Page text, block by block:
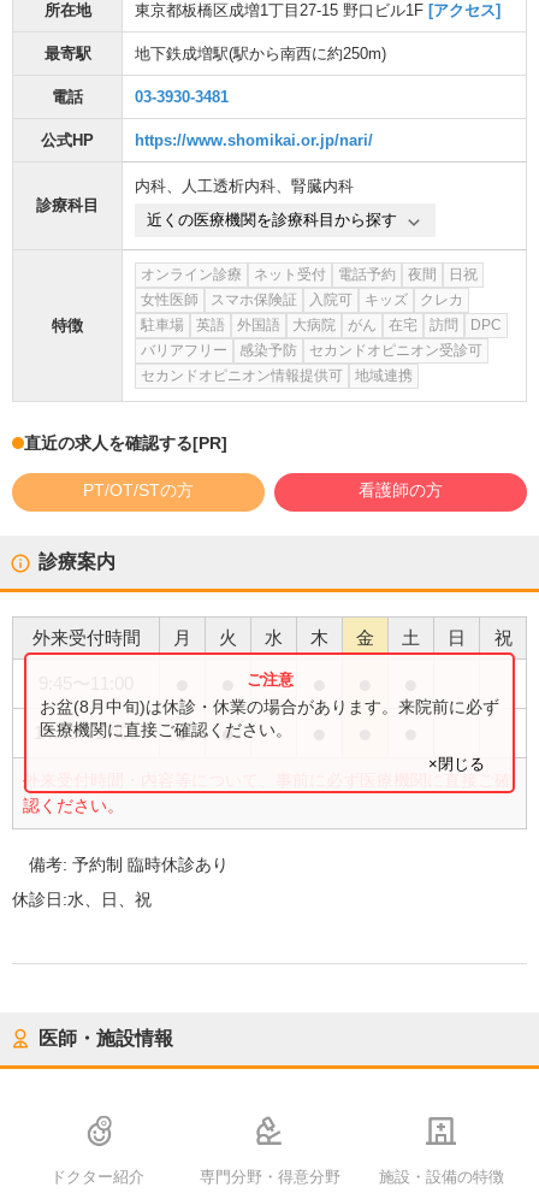
所在地 東京都板橋区成増1丁目27-15 野口ビル1F [アクセス]
最寄駅 地下鉄成増駅(駅から南西に約250m)
電話 03-3930-3481
公式HP https://www.shomikai.or.jp/nari/
診療科目
内科、 人工透析内科、 腎臓内科
近くの医療機関を診療科目から探す
特徴
オンライン診療 ネット受付 電話予約 夜間
日祝
女性医師
スマホ保険証 入院可 キッズ
クレカ
駐車場
英語 外国語 大病院 がん 在宅 訪問
DPC
バリアフリー
感染予防
セカンドオピニオン受診可
セカンドオピニオン情報提供可
地域連携
直近の求人を確認する[PR]
PT/OT/STの方 看護師の方
診療案内
外来受付時間 月 火 水 木 金 土 日 祝
14:45〜17:00 ● ●
外来受付時間・内容等について、事前に必ず医療機関に直接ご確
認ください。
お盆(8月中旬)は休診・休業の場合があります。来院前に必ず
医療機関に直接ご確認ください。
×閉じる
備考:予約制 臨時休診あり
休診日:水、日、祝
医師・施設情報
ドクター紹介 専門分野・得意分野 施設・設備の特徴